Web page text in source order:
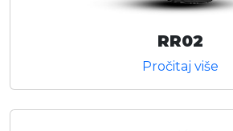
RR02
Pročitaj više